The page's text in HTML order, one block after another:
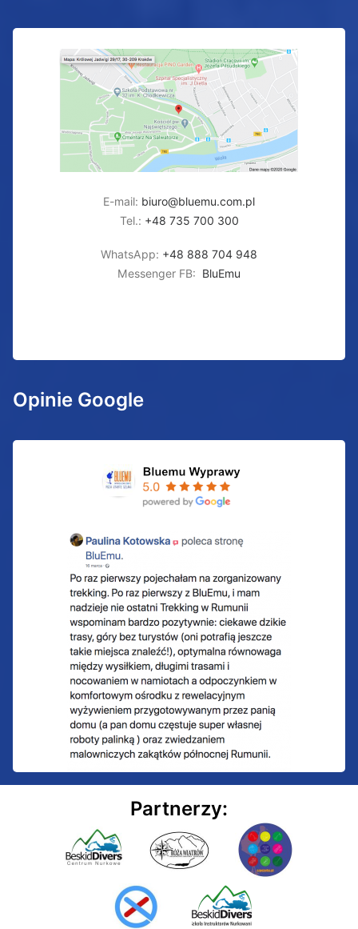
E-mail: biuro@bluemu.com.pl
Tel.: +48 735 700 300
WhatsApp: +48 888 704 948
Messenger FB: BluEmu
Opinie Google
Partnerzy: